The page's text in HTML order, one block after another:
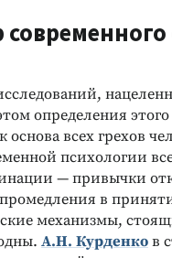
определения
всех грехов
психологии
— привычки
в
механизмы,
А.Н. Курденков